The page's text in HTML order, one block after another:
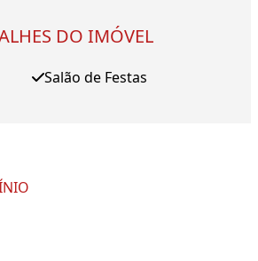
DO IMÓVEL
Salão de Festas